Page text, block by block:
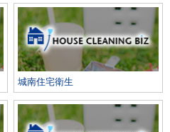
城南住宅衛生